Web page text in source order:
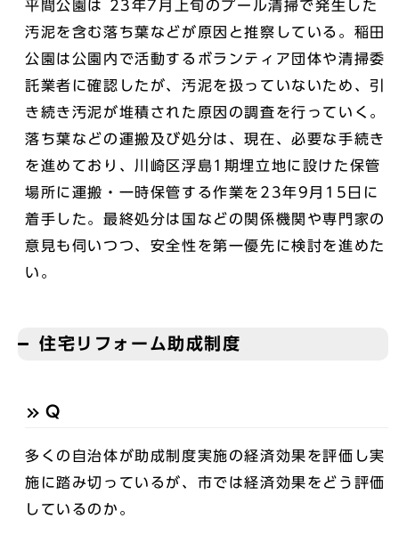
平間公園は 23年7月上旬のプール清掃で発生した
汚泥を含む落ち葉などが原因と推察している。稲田
公園は公園内で活動するボランティア団体や清掃委
託業者に確認したが、汚泥を扱っていないため、引
き続き汚泥が堆積された原因の調査を行っていく。
落ち葉などの運搬及び処分は、現在、必要な手続き
を進めており、川崎区浮島1期埋立地に設けた保管
場所に運搬・一時保管する作業を23年9月15日に
着手した。最終処分は国などの関係機関や専門家の
意見も伺いつつ、安全性を第一優先に検討を進めた
い。
住宅リフォーム助成制度
Q
多くの自治体が助成制度実施の経済効果を評価し実
施に踏み切っているが、市では経済効果をどう評価
しているのか。